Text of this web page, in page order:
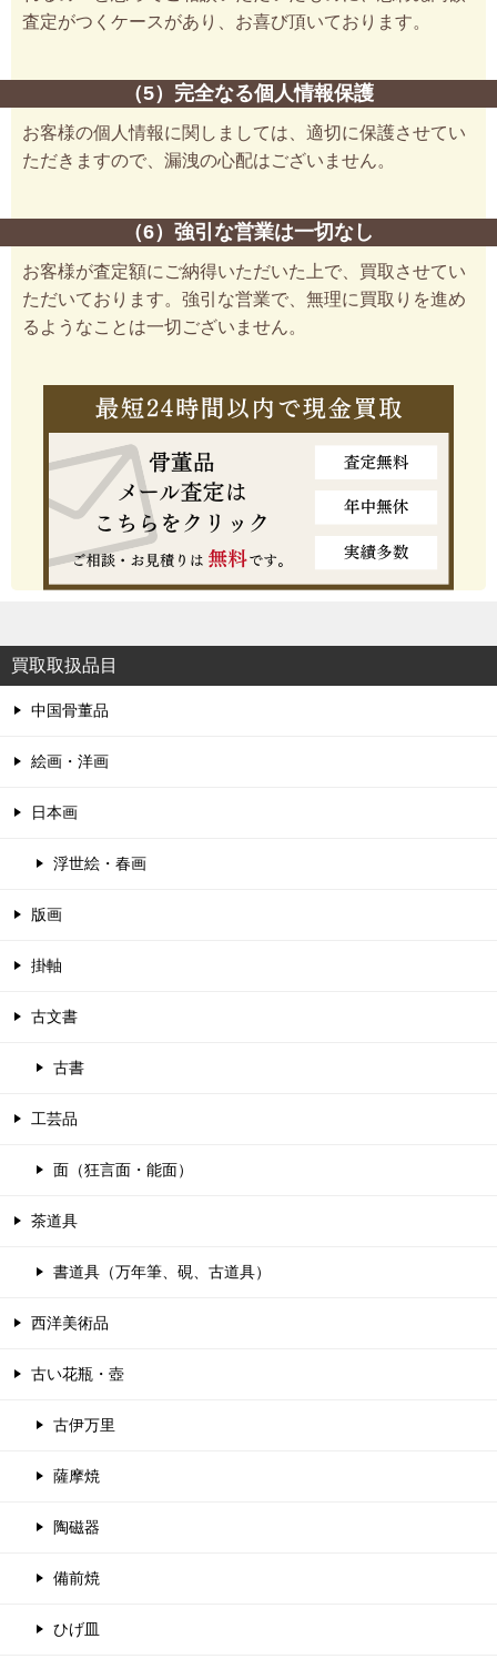
査定がつくケースがあり、お喜び頂いております。
（5）完全なる個人情報保護
お客様の個人情報に関しましては、適切に保護させてい
ただきますので、漏洩の心配はございません。
（6）強引な営業は一切なし
お客様が査定額にご納得いただいた上で、買取させてい
ただいております。強引な営業で、無理に買取りを進め
るようなことは一切ございません。
買取取扱品目
中国骨董品
絵画・洋画
日本画
浮世絵・春画
版画
掛軸
古文書
古書
工芸品
面（狂言面・能面）
茶道具
書道具（万年筆、硯、古道具）
西洋美術品
古い花瓶・壺
古伊万里
薩摩焼
陶磁器
備前焼
ひげ皿